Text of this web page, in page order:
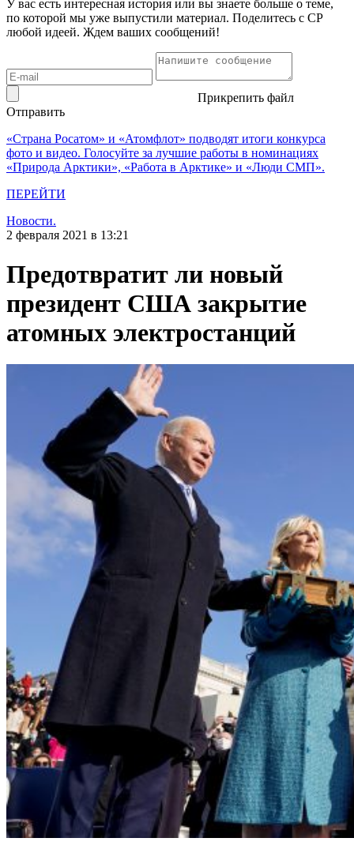
У вас есть интересная история или вы знаете больше о теме,
по которой мы уже выпустили материал. Поделитесь с СР
любой идеей. Ждем ваших сообщений!
Прикрепить файл
Отправить
«Страна Росатом» и «Атомфлот» подводят итоги конкурса
фото и видео. Голосуйте за лучшие работы в номинациях
«Природа Арктики», «Работа в Арктике» и «Люди СМП».
ПЕРЕЙТИ
Новости.
2 февраля 2021 в 13:21
Предотвратит ли новый
президент США закрытие
атомных электростанций